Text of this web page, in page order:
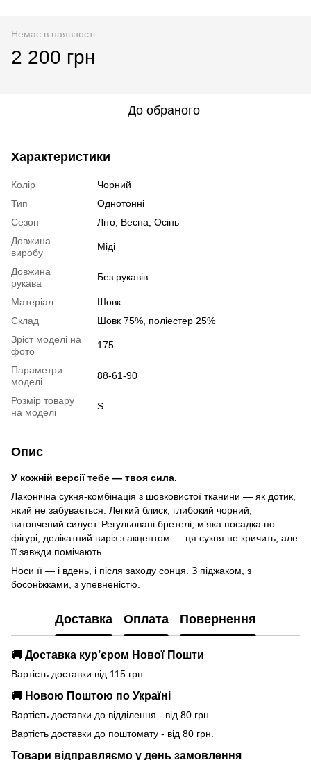
Немає в наявності
2 200 грн
До обраного
Характеристики
Колір
Чорний
Тип
Однотонні
Сезон
Літо, Весна, Осінь
Довжина
виробу
Міді
Довжина
рукава
Без рукавів
Матеріал
Шовк
Склад
Шовк 75%, поліестер 25%
Зріст моделі на
фото
175
Параметри
моделі
88-61-90
Розмір товару
на моделі
S
Опис
У кожній версії тебе — твоя сила.
Лаконічна сукня-комбінація з шовковистої тканини — як дотик,
який не забувається. Легкий блиск, глибокий чорний,
витончений силует. Регульовані бретелі, м’яка посадка по
фігурі, делікатний виріз з акцентом — ця сукня не кричить, але
її завжди помічають.
Носи її — і вдень, і після заходу сонця. З піджаком, з
босоніжками, з упевненістю.
Доставка Оплата Повернення
🚚 Доставка кур’єром Нової Пошти
Вартість доставки від 115 грн
🚚 Новою Поштою по Україні
Вартість доставки до відділення - від 80 грн.
Вартість доставки до поштомату - від 80 грн.
Товари відправляємо у день замовлення